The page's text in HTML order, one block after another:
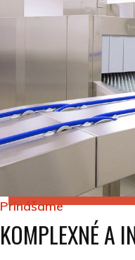
Prinášame
KOMPLEXNÉ A